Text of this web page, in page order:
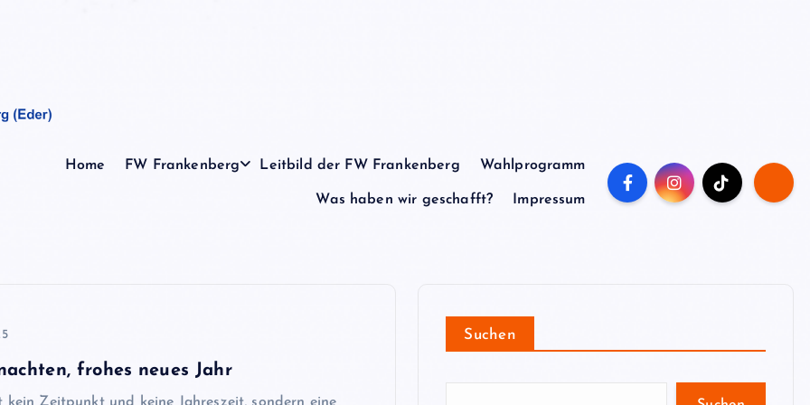
Home FW Frankenberg Leitbild der FW Frankenberg Wahlprogramm
Was haben wir geschafft? Impressum
frohes neues Jahr
Suchen